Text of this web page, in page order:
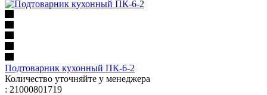
Подтоварник кухонный ПК-6-2
Количество уточняйте у менеджера
: 21000801719